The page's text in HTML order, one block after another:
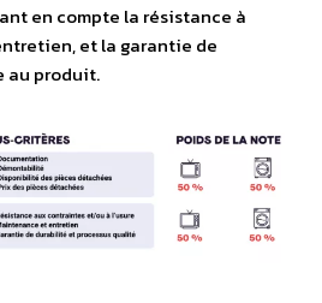
en compte la résistance à
et la garantie de
au produit.